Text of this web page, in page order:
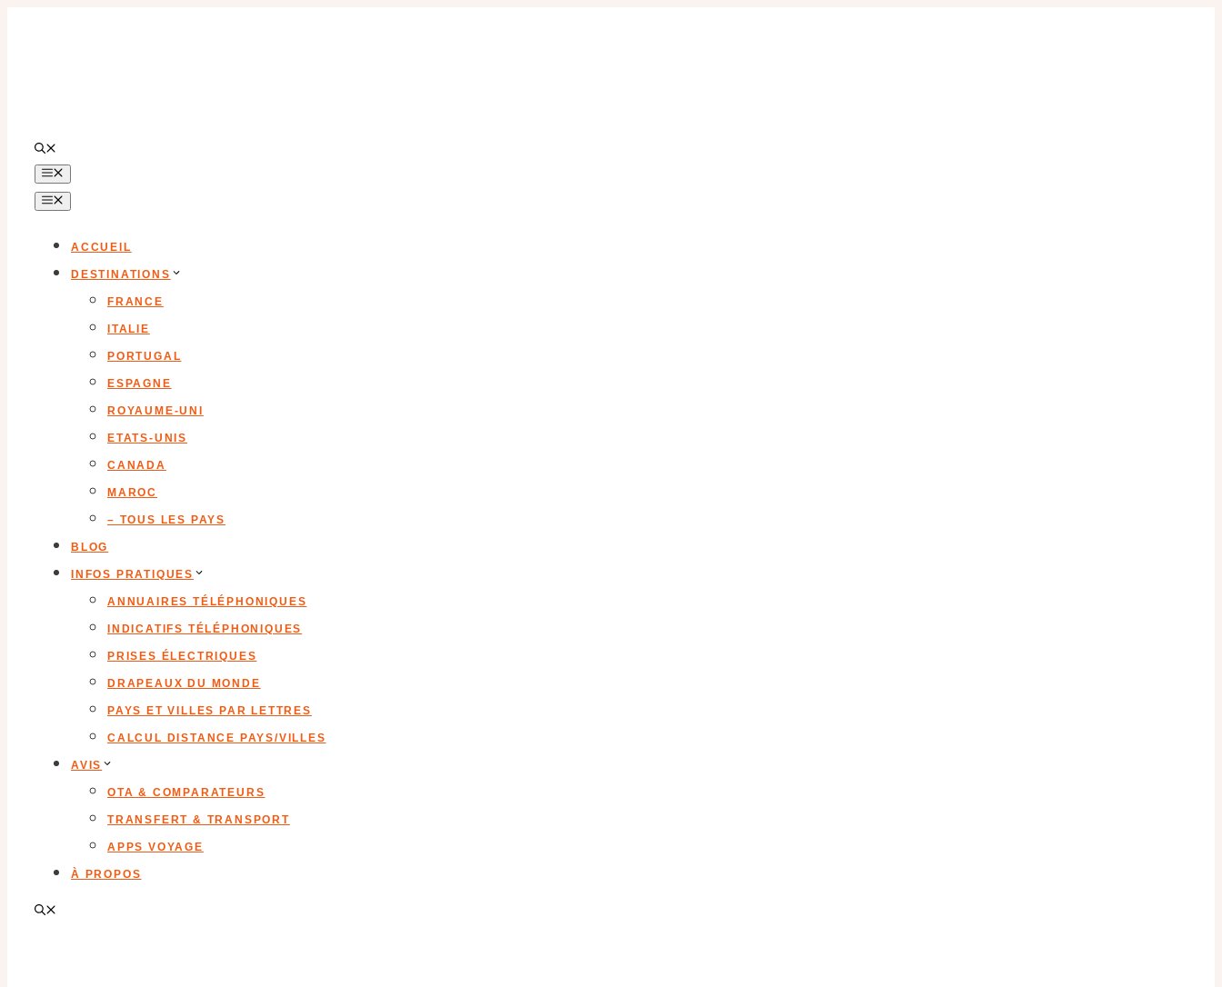
ACCUEIL
DESTINATIONS
FRANCE
ITALIE
PORTUGAL
ESPAGNE
ROYAUME-UNI
ETATS-UNIS
CANADA
MAROC
– TOUS LES PAYS
BLOG
INFOS PRATIQUES
ANNUAIRES TÉLÉPHONIQUES
INDICATIFS TÉLÉPHONIQUES
PRISES ÉLECTRIQUES
DRAPEAUX DU MONDE
PAYS ET VILLES PAR LETTRES
CALCUL DISTANCE PAYS/VILLES
AVIS
OTA & COMPARATEURS
TRANSFERT & TRANSPORT
APPS VOYAGE
À PROPOS